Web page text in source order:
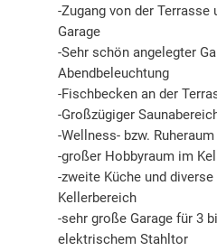
-Zugang von der Terrasse
Garage
-Sehr schön angelegter
Abendbeleuchtung
-Fischbecken an der
-Großzügiger
-Wellness- bzw.
-großer Hobbyraum im
-zweite Küche und
Kellerbereich
-sehr große Garage für 3
elektrischem Stahltor